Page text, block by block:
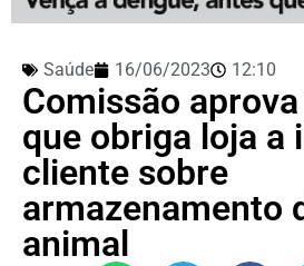
Saúde 16/06/2023 12:10
Comissão
que obriga loja a
cliente sobre
armazenamento
animal